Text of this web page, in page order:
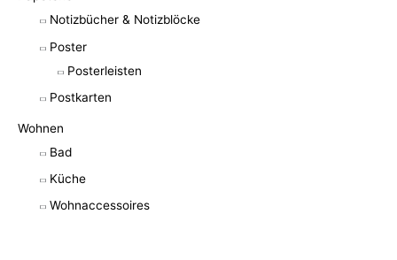
Notizbücher & Notizblöcke
Poster
Posterleisten
Postkarten
Wohnen
Bad
Küche
Wohnaccessoires